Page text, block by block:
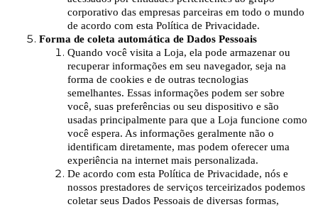
corporativo das empresas parceiras em todo o mundo
de acordo com esta Política de Privacidade.
Forma de coleta automática de Dados Pessoais
Quando você visita a Loja, ela pode armazenar ou
recuperar informações em seu navegador, seja na
forma de cookies e de outras tecnologias
semelhantes. Essas informações podem ser sobre
você, suas preferências ou seu dispositivo e são
usadas principalmente para que a Loja funcione como
você espera. As informações geralmente não o
identificam diretamente, mas podem oferecer uma
experiência na internet mais personalizada.
De acordo com esta Política de Privacidade, nós e
nossos prestadores de serviços terceirizados podemos
coletar seus Dados Pessoais de diversas formas,